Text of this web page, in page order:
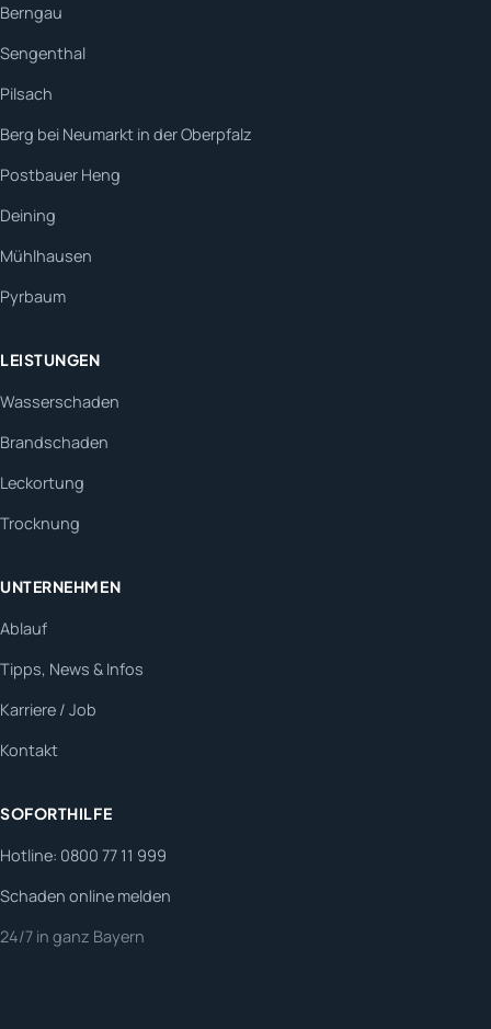
Berngau
Sengenthal
Pilsach
Berg bei Neumarkt in der Oberpfalz
Postbauer Heng
Deining
Mühlhausen
Pyrbaum
LEISTUNGEN
Wasserschaden
Brandschaden
Leckortung
Trocknung
UNTERNEHMEN
Ablauf
Tipps, News & Infos
Karriere / Job
Kontakt
SOFORTHILFE
Hotline: 0800 77 11 999
Schaden online melden
24/7 in ganz Bayern